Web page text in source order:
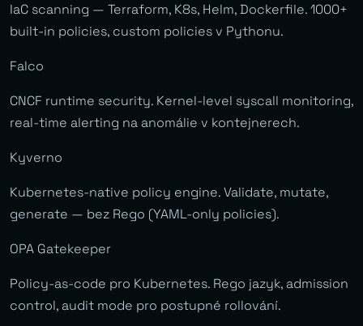
IaC scanning — Terraform, K8s, Helm, Dockerfile. 1000+
built-in policies, custom policies v Pythonu.
Falco
CNCF runtime security. Kernel-level syscall monitoring,
real-time alerting na anomálie v kontejnerech.
Kyverno
Kubernetes-native policy engine. Validate, mutate,
generate — bez Rego (YAML-only policies).
OPA Gatekeeper
Policy-as-code pro Kubernetes. Rego jazyk, admission
control, audit mode pro postupné rollování.